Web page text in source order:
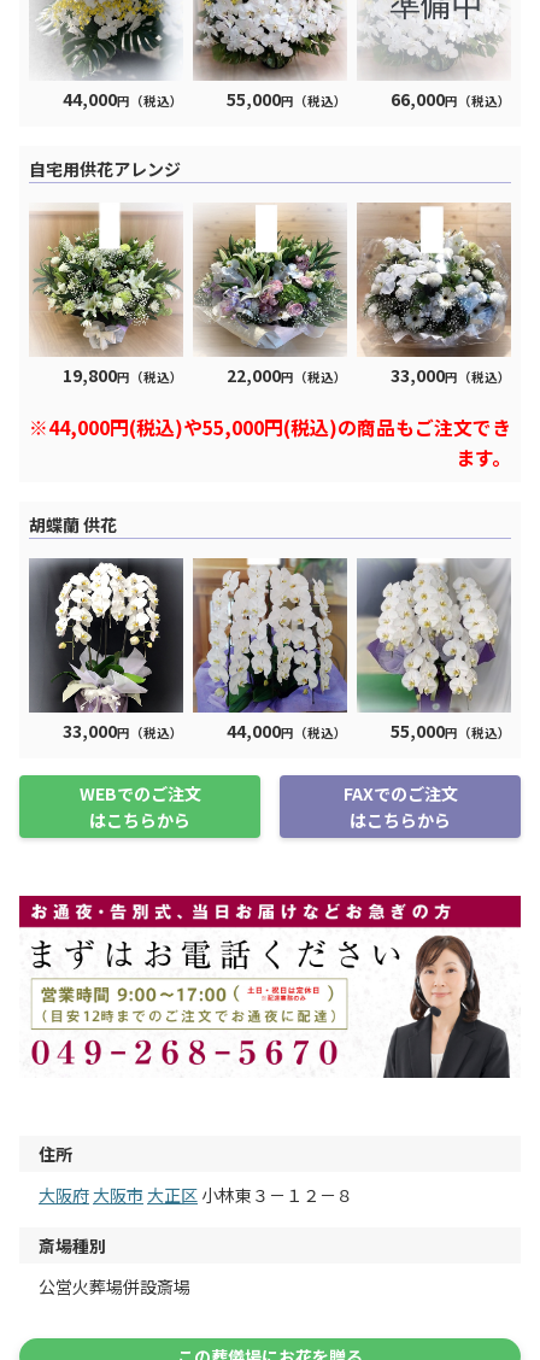
44,000円（税込） 55,000円（税込） 66,000円（税込）
自宅用供花アレンジ
19,800円（税込） 22,000円（税込） 33,000円（税込）
※44,000円(税込)や55,000円(税込)の商品もご注文でき
ます。
胡蝶蘭 供花
33,000円（税込） 44,000円（税込） 55,000円（税込）
WEBでのご注文
はこちらから
FAXでのご注文
はこちらから
住所
大阪府大阪市 大正区 小林東３－１２－８
斎場種別
公営火葬場併設斎場